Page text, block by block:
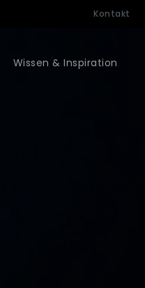
Kontakt
Wissen & Inspiration